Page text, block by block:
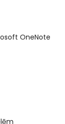
OneNote